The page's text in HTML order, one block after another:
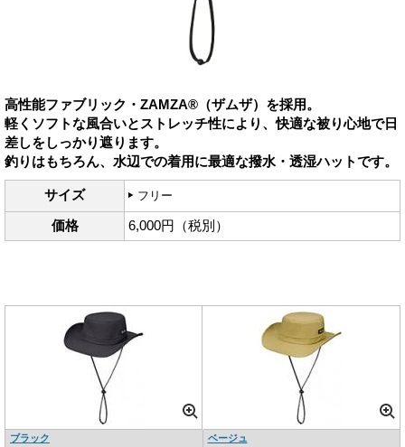
高性能ファブリック・ZAMZA®（ザムザ）を採用。
軽くソフトな風合いとストレッチ性により、快適な被り心地で日
差しをしっかり遮ります。
釣りはもちろん、水辺での着用に最適な撥水・透湿ハットです。
サイズ フリー
価格 6,000円（税別）
ブラック ベージュ